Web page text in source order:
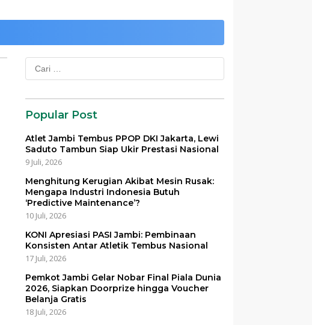
Cari
untuk:
Popular Post
Atlet Jambi Tembus PPOP DKI Jakarta, Lewi
Saduto Tambun Siap Ukir Prestasi Nasional
9 Juli, 2026
Menghitung Kerugian Akibat Mesin Rusak:
Mengapa Industri Indonesia Butuh
‘Predictive Maintenance’?
10 Juli, 2026
KONI Apresiasi PASI Jambi: Pembinaan
Konsisten Antar Atletik Tembus Nasional
17 Juli, 2026
Pemkot Jambi Gelar Nobar Final Piala Dunia
2026, Siapkan Doorprize hingga Voucher
Belanja Gratis
18 Juli, 2026